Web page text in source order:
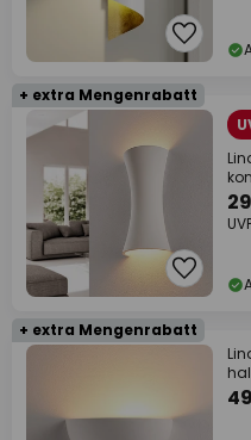
+ extra Mengenrabatt
+ extra Mengenrabatt